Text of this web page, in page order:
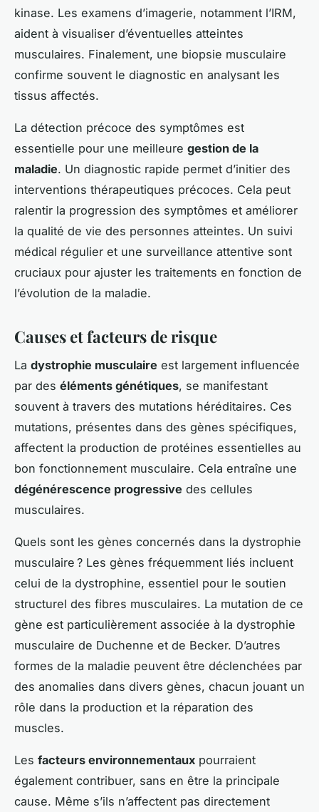
kinase. Les examens d’imagerie, notamment l’IRM,
aident à visualiser d’éventuelles atteintes
musculaires. Finalement, une biopsie musculaire
confirme souvent le diagnostic en analysant les
tissus affectés.
La détection précoce des symptômes est
essentielle pour une meilleure gestion de la
maladie. Un diagnostic rapide permet d’initier des
interventions thérapeutiques précoces. Cela peut
ralentir la progression des symptômes et améliorer
la qualité de vie des personnes atteintes. Un suivi
médical régulier et une surveillance attentive sont
cruciaux pour ajuster les traitements en fonction de
l’évolution de la maladie.
Causes et facteurs de risque
La dystrophie musculaire est largement influencée
par des éléments génétiques, se manifestant
souvent à travers des mutations héréditaires. Ces
mutations, présentes dans des gènes spécifiques,
affectent la production de protéines essentielles au
bon fonctionnement musculaire. Cela entraîne une
dégénérescence progressive des cellules
musculaires.
Quels sont les gènes concernés dans la dystrophie
musculaire ? Les gènes fréquemment liés incluent
celui de la dystrophine, essentiel pour le soutien
structurel des fibres musculaires. La mutation de ce
gène est particulièrement associée à la dystrophie
musculaire de Duchenne et de Becker. D’autres
formes de la maladie peuvent être déclenchées par
des anomalies dans divers gènes, chacun jouant un
rôle dans la production et la réparation des
muscles.
Les facteurs environnementaux pourraient
également contribuer, sans en être la principale
cause. Même s’ils n’affectent pas directement